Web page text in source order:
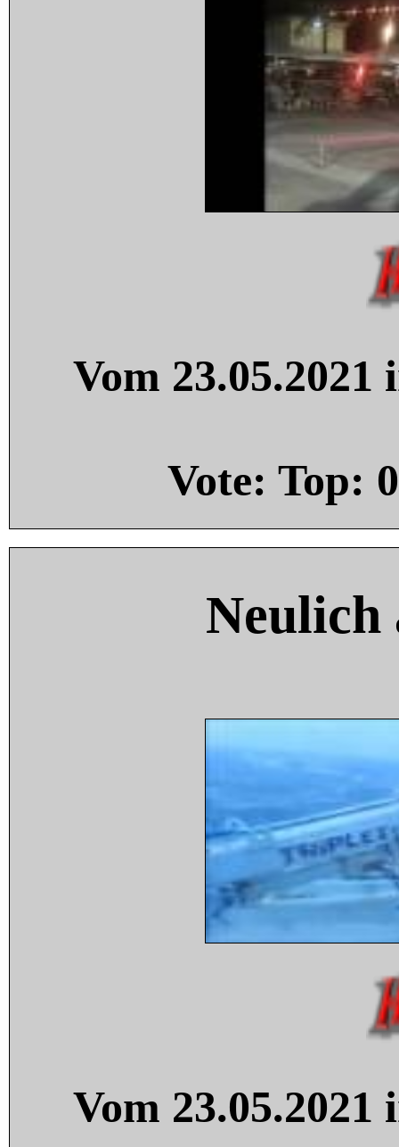
Vom
Vote: Top: 0
Neulich
Vom